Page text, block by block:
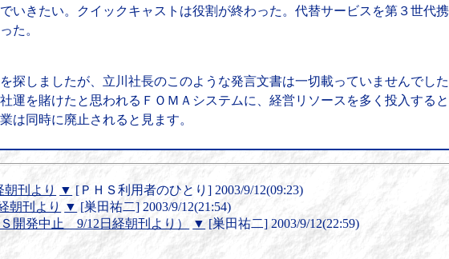
いきたい。クイックキャストは役割が終わった。代替サービスを第３世代
た。
探しましたが、立川社長のこのような発言文書は一切載っていませんでした
運を賭けたと思われるＦＯＭＡシステムに、経営リソースを多く投入する
は同時に廃止されると見ます。
刊より ▼ [ＰＨＳ利用者のひとり] 2003/9/12(09:23)
朝刊より
▼ [巣田祐二] 2003/9/12(21:54)
開発中止 9/12日経朝刊より）
▼ [巣田祐二] 2003/9/12(22:59)